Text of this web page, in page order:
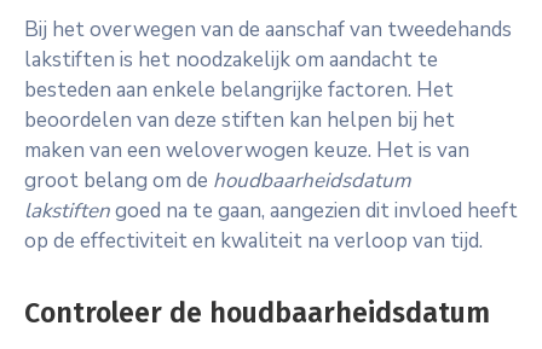
Bij het overwegen van de aanschaf van tweedehands
lakstiften is het noodzakelijk om aandacht te
besteden aan enkele belangrijke factoren. Het
beoordelen van deze stiften kan helpen bij het
maken van een weloverwogen keuze. Het is van
groot belang om de houdbaarheidsdatum
lakstiftengoed na te gaan, aangezien dit invloed heeft
op de effectiviteit en kwaliteit na verloop van tijd.
Controleer de houdbaarheidsdatum